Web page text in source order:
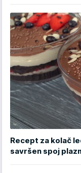
Recept za kolač
savršen spoj